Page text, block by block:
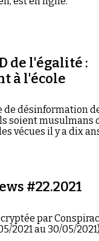
de l'égalité :
à l'école
de désinformation
soient musulmans
vécues il y a dix
#22.2021
par
2021 au 30/05/